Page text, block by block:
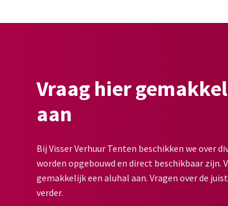
Vraag hier
aan
Bij Visser Verhuur Tenten beschikken we over
worden opgebouwd en direct beschikbaar zijn.
gemakkelijk een aluhal aan. Vragen over de
verder.